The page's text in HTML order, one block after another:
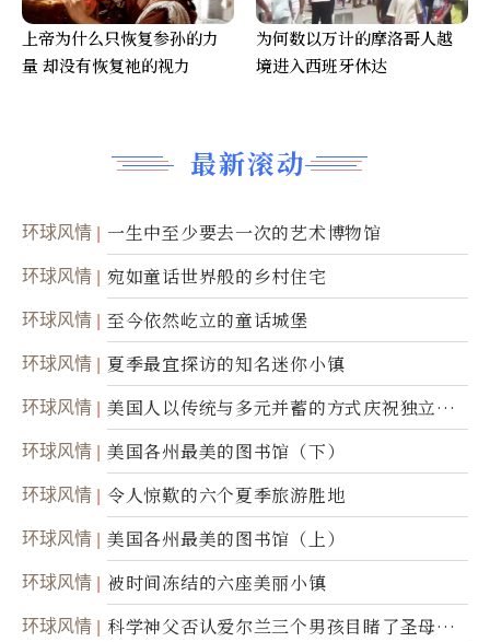
最新滚动
环球风情 一生中至少要去一次的艺术博物馆
环球风情 宛如童话世界般的乡村住宅
环球风情 至今依然屹立的童话城堡
环球风情 夏季最宜探访的知名迷你小镇
环球风情
美国人以传统与多元并蓄的方式庆祝独立日2
50周年
环球风情 美国各州最美的图书馆（下）
环球风情 令人惊歎的六个夏季旅游胜地
环球风情 美国各州最美的图书馆（上）
环球风情 被时间冻结的六座美丽小镇
环球风情
科学神父否认爱尔兰三个男孩目睹了圣母显
上帝为什么只恢复参孙的力
量 却没有恢复祂的视力
为何数以万计的摩洛哥人越
境进入西班牙休达